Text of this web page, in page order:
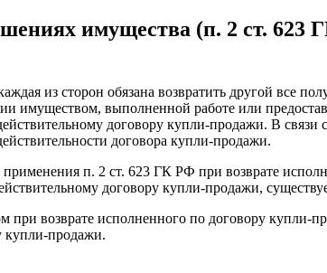
имущества (п. 2 ст.
из сторон обязана возвратить другой все
имуществом, выполненной работе или
договору купли-продажи. В
договора купли-продажи.
п. 2 ст. 623 ГК РФ при возврате
договору купли-продажи,
возврате исполненного по договору купли-
купли-продажи.